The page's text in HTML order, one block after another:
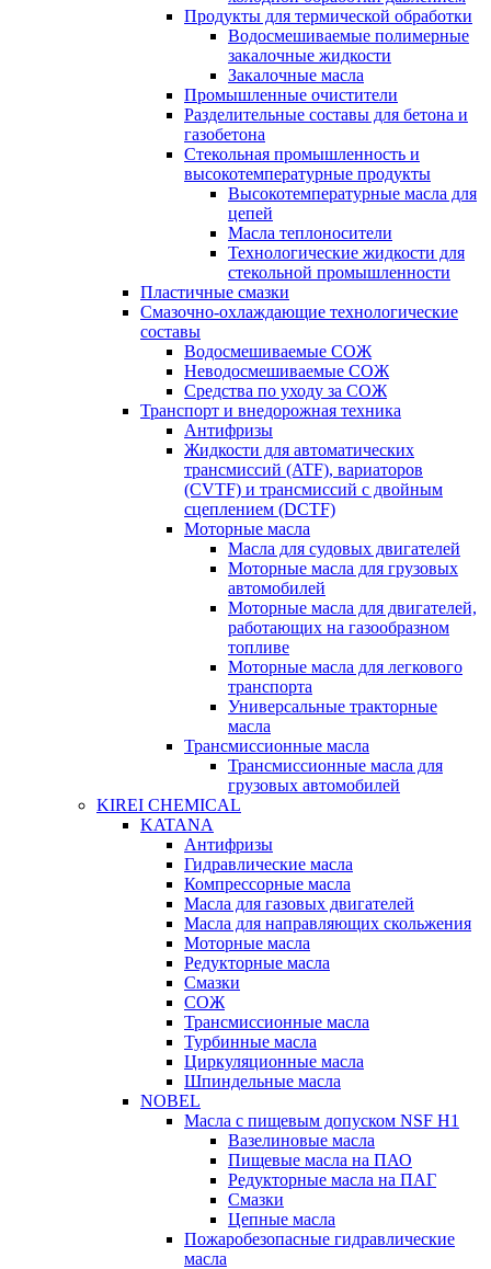
Продукты для термической обработки
Водосмешиваемые полимерные
закалочные жидкости
Закалочные масла
Промышленные очистители
Разделительные составы для бетона и
газобетона
Стекольная промышленность и
высокотемпературные продукты
Высокотемпературные масла для
цепей
Масла теплоносители
Технологические жидкости для
стекольной промышленности
Пластичные смазки
Смазочно-охлаждающие технологические
составы
Водосмешиваемые СОЖ
Неводосмешиваемые СОЖ
Средства по уходу за СОЖ
Транспорт и внедорожная техника
Антифризы
Жидкости для автоматических
трансмиссий (ATF), вариаторов
(CVTF) и трансмиссий с двойным
сцеплением (DCTF)
Моторные масла
Масла для судовых двигателей
Моторные масла для грузовых
автомобилей
Моторные масла для двигателей,
работающих на газообразном
топливе
Моторные масла для легкового
транспорта
Универсальные тракторные
масла
Трансмиссионные масла
Трансмиссионные масла для
грузовых автомобилей
KIREI CHEMICAL
KATANA
Антифризы
Гидравлические масла
Компрессорные масла
Масла для газовых двигателей
Масла для направляющих скольжения
Моторные масла
Редукторные масла
Смазки
СОЖ
Трансмиссионные масла
Турбинные масла
Циркуляционные масла
Шпиндельные масла
NOBEL
Масла с пищевым допуском NSF H1
Вазелиновые масла
Пищевые масла на ПАО
Редукторные масла на ПАГ
Смазки
Цепные масла
Пожаробезопасные гидравлические
масла